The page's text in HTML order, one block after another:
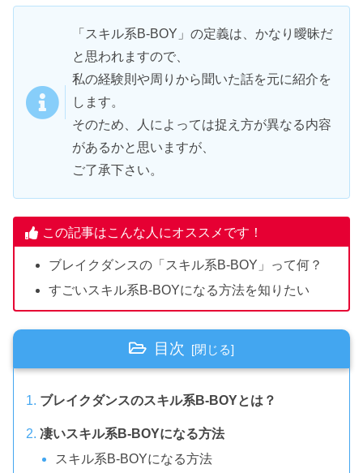
「スキル系B-BOY」の定義は、かなり曖昧だ
と思われますので、
私の経験則や周りから聞いた話を元に紹介を
します。
そのため、人によっては捉え方が異なる内容
があるかと思いますが、
ご了承下さい。
この記事はこんな人にオススメです！
ブレイクダンスの「スキル系B-BOY」って何？
すごいスキル系B-BOYになる方法を知りたい
目次
ブレイクダンスのスキル系B-BOYとは？
凄いスキル系B-BOYになる方法
スキル系B-BOYになる方法